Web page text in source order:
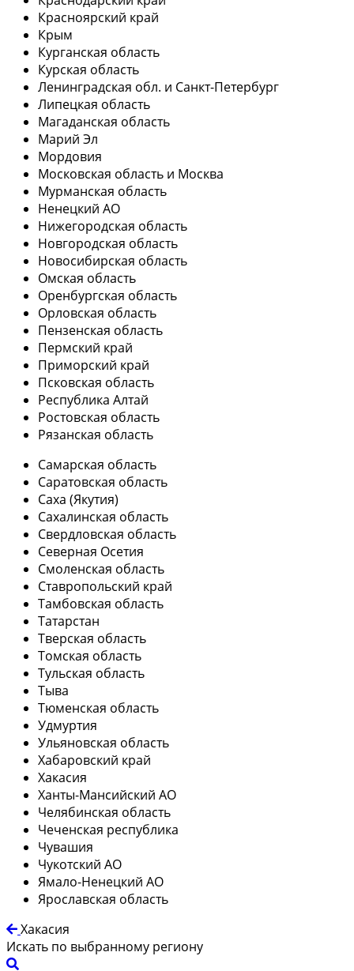
Красноярский край
Крым
Курганская область
Курская область
Ленинградская обл. и Санкт-Петербург
Липецкая область
Магаданская область
Марий Эл
Мордовия
Московская область и Москва
Мурманская область
Ненецкий АО
Нижегородская область
Новгородская область
Новосибирская область
Омская область
Оренбургская область
Орловская область
Пензенская область
Пермский край
Приморский край
Псковская область
Республика Алтай
Ростовская область
Рязанская область
Самарская область
Саратовская область
Саха (Якутия)
Сахалинская область
Свердловская область
Северная Осетия
Смоленская область
Ставропольский край
Тамбовская область
Татарстан
Тверская область
Томская область
Тульская область
Тыва
Тюменская область
Удмуртия
Ульяновская область
Хабаровский край
Хакасия
Ханты-Мансийский АО
Челябинская область
Чеченская республика
Чувашия
Чукотский АО
Ямало-Ненецкий АО
Ярославская область
Хакасия
Искать по выбранному региону